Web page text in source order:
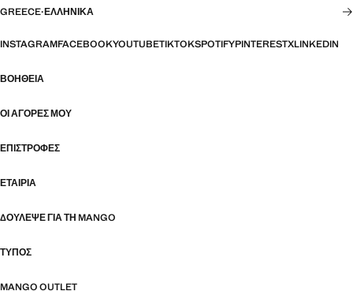
GREECE·ΕΛΛΗΝΙΚΆ
INSTAGRAMFACEBOOKYOUTUBETIKTOKSPOTIFYPINTERESTXLINKEDIN
ΒΟΉΘΕΙΑ
ΟΙ ΑΓΟΡΈΣ ΜΟΥ
ΕΠΙΣΤΡΟΦΈΣ
ΕΤΑΙΡΊΑ
ΔΟΎΛΕΨΕ ΓΙΑ ΤΗ MANGO
ΤΎΠΟΣ
MANGO OUTLET